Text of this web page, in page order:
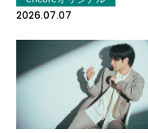
2026.07.07